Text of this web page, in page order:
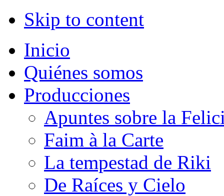
Skip to content
Inicio
Quiénes somos
Producciones
Apuntes sobre la
Faim à la Carte
La tempestad de Riki
De Raíces y Cielo